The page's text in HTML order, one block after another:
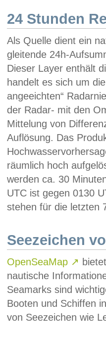
24 Stunden
Als Quelle dient ein
gleitende 24h-
Dieser Layer enthält
handelt es sich um
angeeichten“
der Radar- mit den
Mittelung von
Auflösung. Das
räumlich hoch
werden ca. 30
UTC ist gegen 0130
stehen für die letzten
Seezeichen
OpenSeaMap ↗
nautische
Seamarks sind
Booten und Schiffen
von Seezeichen wie